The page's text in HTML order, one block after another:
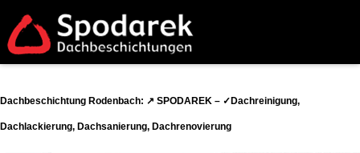
Dachbeschichtung Rodenbach: ↗️ SPODAREK – ✓Dachreinigung,
Dachlackierung, Dachsanierung, Dachrenovierung